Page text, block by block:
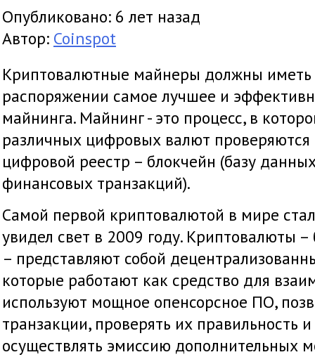
Опубликовано: 6 лет назад
Автор: Coinspot
Криптовалютные майнеры должны иметь
распоряжении самое лучшее и
майнинга. Майнинг - это процесс, в
различных цифровых валют проверяются
цифровой реестр – блокчейн (базу
финансовых транзакций).
Самой первой криптовалютой в мире
увидел свет в 2009 году. Криптовалюты
– представляют собой
которые работают как средство для
используют мощное опенсорсное ПО,
транзакции, проверять их правильность
осуществлять эмиссию дополнительных